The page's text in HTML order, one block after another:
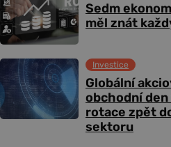
Sedm
měl znát
Globální
obchodní
rotace zpět
sektoru
Investice